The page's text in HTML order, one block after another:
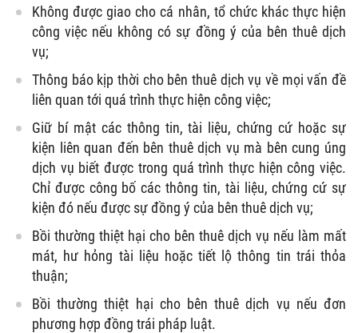
Không được giao cho cá nhân, tổ chức khác thực hiện
công việc nếu không có sự đồng ý của bên thuê dịch
vụ;
Thông báo kịp thời cho bên thuê dịch vụ về mọi vấn đề
liên quan tới quá trình thực hiện công việc;
Giữ bí mật các thông tin, tài liệu, chứng cứ hoặc sự
kiện liên quan đến bên thuê dịch vụ mà bên cung úng
dịch vụ biết được trong quá trình thực hiện công việc.
Chỉ được công bố các thông tin, tài liệu, chứng cứ sự
kiện đó nếu được sự đồng ý của bên thuê dịch vụ;
Bồi thường thiệt hại cho bên thuê dịch vụ nếu làm mất
mát, hư hỏng tài liệu hoặc tiết lộ thông tin trái thỏa
thuận;
Bồi thường thiệt hại cho bên thuê dịch vụ nếu đơn
phương hợp đồng trái pháp luật.